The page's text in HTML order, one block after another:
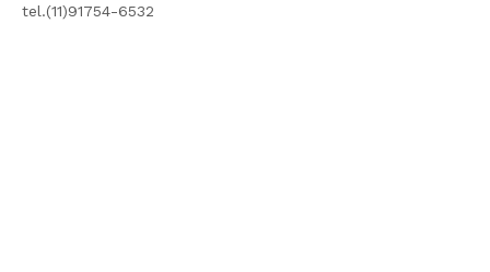
tel.(11)91754-6532